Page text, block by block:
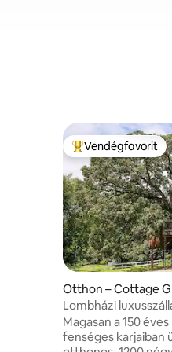
Kiemelt
Vendégfavorit
Otthon – Cottage
Lombházi
Magasan a 150
fenséges karjaiban